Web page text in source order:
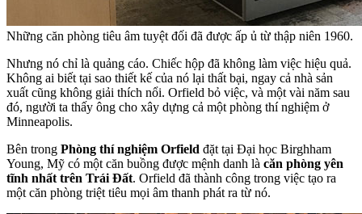
Những căn phòng tiêu âm tuyệt đối đã được ấp ủ từ thập niên 1960.
Nhưng nó chỉ là quảng cáo. Chiếc hộp đã không làm việc hiệu quả.
Không ai biết tại sao thiết kế của nó lại thất bại, ngay cả nhà sản
xuất cũng không giải thích nổi. Orfield bỏ việc, và một vài năm sau
đó, người ta thấy ông cho xây dựng cả một phòng thí nghiệm ở
Minneapolis.
Bên trong Phòng thí nghiệm Orfield đặt tại Đại học Birghham
Young, Mỹ có một căn buồng được mệnh danh là căn phòng yên
tĩnh nhất trên Trái Đất. Orfield đã thành công trong việc tạo ra
một căn phòng triệt tiêu mọi âm thanh phát ra từ nó.